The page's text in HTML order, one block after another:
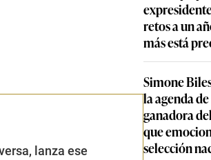
lanza ese
retos a un
más está
Simone
la agenda
ganadora
que
selección